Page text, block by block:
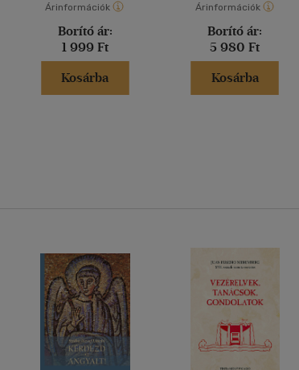
Árinformációk
Borító ár:
1 999 Ft
Kosárba
Árinformációk
Borító ár:
5 980 Ft
Kosárba